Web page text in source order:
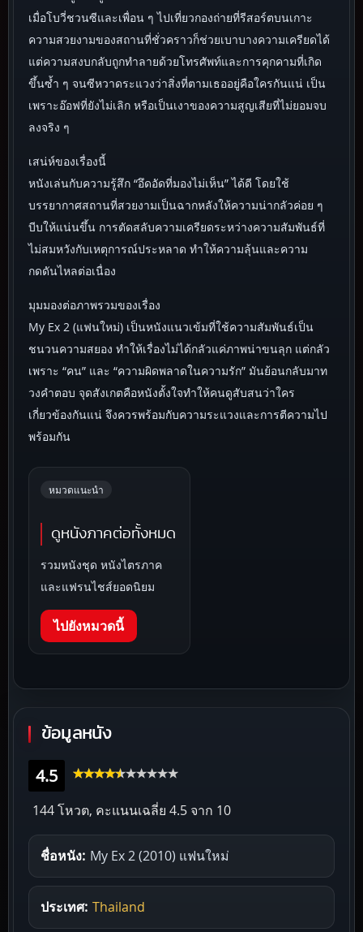
เมื่อโบวี่ชวนซีและเพื่อน ๆ ไปเที่ยวกองถ่ายที่รีสอร์ตบนเกาะ
ความสวยงามของสถานที่ชั่วคราวก็ช่วยเบาบางความเครียดได้
แต่ความสงบกลับถูกทำลายด้วยโทรศัพท์และการคุกคามที่เกิด
ขึ้นซ้ำ ๆ จนซีหวาดระแวงว่าสิ่งที่ตามเธออยู่คือใครกันแน่ เป็น
เพราะอ๊อฟที่ยังไม่เลิก หรือเป็นเงาของความสูญเสียที่ไม่ยอมจบ
ลงจริง ๆ
เสน่ห์ของเรื่องนี้
หนังเล่นกับความรู้สึก “อึดอัดที่มองไม่เห็น” ได้ดี โดยใช้
บรรยากาศสถานที่สวยงามเป็นฉากหลังให้ความน่ากลัวค่อย ๆ
บีบให้แน่นขึ้น การตัดสลับความเครียดระหว่างความสัมพันธ์ที่
ไม่สมหวังกับเหตุการณ์ประหลาด ทำให้ความลุ้นและความ
กดดันไหลต่อเนื่อง
มุมมองต่อภาพรวมของเรื่อง
My Ex 2 (แฟนใหม่) เป็นหนังแนวเข้มที่ใช้ความสัมพันธ์เป็น
ชนวนความสยอง ทำให้เรื่องไม่ได้กลัวแค่ภาพน่าขนลุก แต่กลัว
เพราะ “คน” และ “ความผิดพลาดในความรัก” มันย้อนกลับมาท
วงคำตอบ จุดสังเกตคือหนังตั้งใจทำให้คนดูสับสนว่าใคร
เกี่ยวข้องกันแน่ จึงควรพร้อมกับความระแวงและการตีความไป
พร้อมกัน
หมวดแนะนำ
ดูหนังภาคต่อทั้งหมด
รวมหนังชุด หนังไตรภาค
และแฟรนไชส์ยอดนิยม
ไปยังหมวดนี้
ข้อมูลหนัง
4.5
144 โหวต, คะแนนเฉลี่ย 4.5 จาก 10
ชื่อหนัง: My Ex 2 (2010) แฟนใหม่
ประเทศ: Thailand